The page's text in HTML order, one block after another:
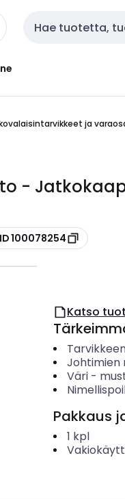
Haku
ja
-
100078254
Katso
Johtimien
Väri-
Pakkaus
1 kpl